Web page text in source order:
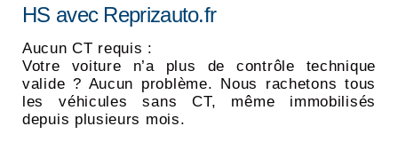
HS avec Reprizauto.fr
Aucun CT requis :
Votre voiture n’a plus de contrôle technique
valide ? Aucun problème. Nous rachetons tous
les véhicules sans CT, même immobilisés
depuis plusieurs mois.